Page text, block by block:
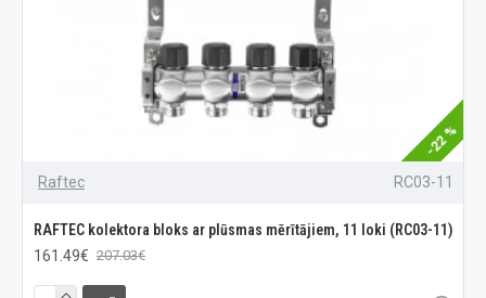
-22 %
Raftec RC03-11
RAFTEC kolektora bloks ar plūsmas mērītājiem, 11 loki (RC03-11)
161.49€ 207.03€